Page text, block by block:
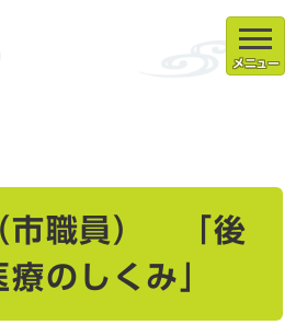
メニュー
市職員） 「後
のしくみ」